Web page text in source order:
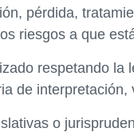
pérdida,
riesgos a que
respetando la
de interpretación,
o